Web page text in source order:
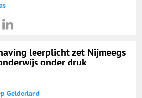
leerplicht zet Nijmeegs
onder druk
Gelderland